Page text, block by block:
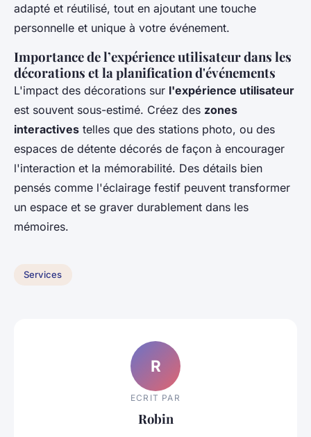
adapté et réutilisé, tout en ajoutant une touche
personnelle et unique à votre événement.
Importance de l’expérience utilisateur dans les
décorations et la planification d'événements
L'impact des décorations sur l'expérience utilisateur
est souvent sous-estimé. Créez des zones
interactives telles que des stations photo, ou des
espaces de détente décorés de façon à encourager
l'interaction et la mémorabilité. Des détails bien
pensés comme l'éclairage festif peuvent transformer
un espace et se graver durablement dans les
mémoires.
Services
R
ECRIT PAR
Robin